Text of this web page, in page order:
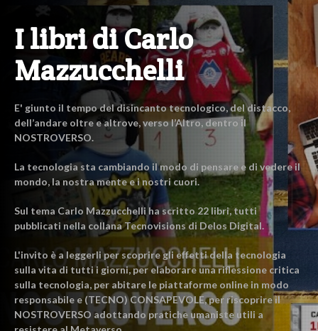
I libri di Carlo
Mazzucchelli
E' giunto il tempo del disincanto tecnologico, del distacco,
dell’andare oltre e altrove, verso l’Altro, dentro il
NOSTROVERSO.
La tecnologia sta cambiando il modo di pensare e di vedere il
mondo, la nostra mente e i nostri cuori.
Sul tema Carlo Mazzucchelli ha scritto 22 libri, tutti
pubblicati nella collana Tecnovisions di Delos Digital.
L'invito è a leggerli per scoprire gli effetti della tecnologia
sulla vita di tutti i giorni, per elaborare una riflessione critica
sulla tecnologia, per abitare le piattaforme online in modo
responsabile e (TECNO) CONSAPEVOLE, per riscoprire il
NOSTROVERSO adottando pratiche umaniste utili a